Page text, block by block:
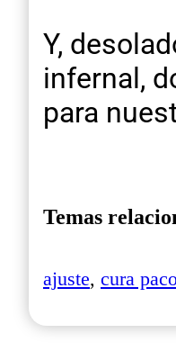
Y,
infernal,
para
Temas
ajuste, cura